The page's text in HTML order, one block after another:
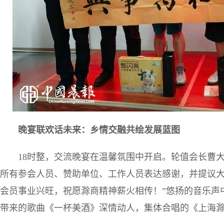
晚宴联欢话未来：乡情交融共绘发展蓝图
18时整，交流晚宴在温馨氛围中开启。轮值会长曹
所有参会人员、赞助单位、工作人员表达感谢，并提议
会员事业兴旺，祝愿滁商精神薪火相传！”悠扬的音乐
带来的歌曲《一杯美酒》深情动人，集体合唱的《上海